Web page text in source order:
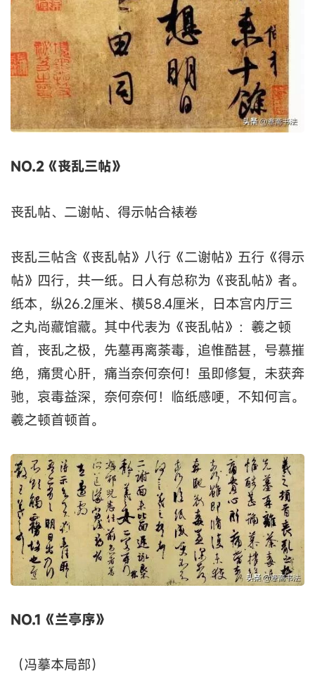
NO.2《丧乱三帖》
丧乱帖、二谢帖、得示帖合裱卷
丧乱三帖含《丧乱帖》八行《二谢帖》五行《得示
帖》四行，共一纸。日人有总称为《丧乱帖》者。
纸本，纵26.2厘米、横58.4厘米，日本宫内厅三
之丸尚藏馆藏。其中代表为《丧乱帖》：羲之顿
首，丧乱之极，先墓再离荼毒，追惟酷甚，号慕摧
绝，痛贯心肝，痛当奈何奈何！虽即修复，未获奔
驰，哀毒益深，奈何奈何！临纸感哽，不知何言。
羲之顿首顿首。
NO.1《兰亭序》
（冯摹本局部）